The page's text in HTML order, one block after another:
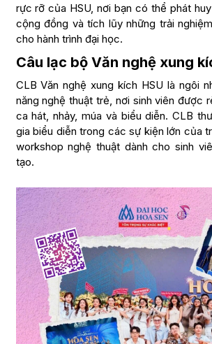
rực rỡ của HSU, nơi bạn có thể phát
cộng đồng và tích lũy những trải
cho hành trình đại học.
Câu lạc bộ Văn nghệ xung
CLB Văn nghệ xung kích HSU là ngôi
năng nghệ thuật trẻ, nơi sinh viên được
ca hát, nhảy, múa và biểu diễn. CLB
gia biểu diễn trong các sự kiện lớn của
workshop nghệ thuật dành cho sinh
tạo.